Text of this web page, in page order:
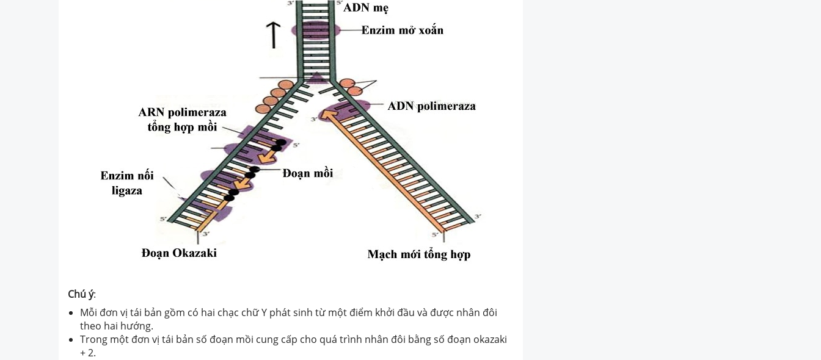
Chú ý:
Mỗi đơn vị tái bản gồm có hai chạc chữ Y phát sinh từ một điểm khởi đầu và được nhân đôi
theo hai hướng.
Trong một đơn vị tái bản số đoạn mồi cung cấp cho quá trình nhân đôi bằng số đoạn okazaki
+ 2.